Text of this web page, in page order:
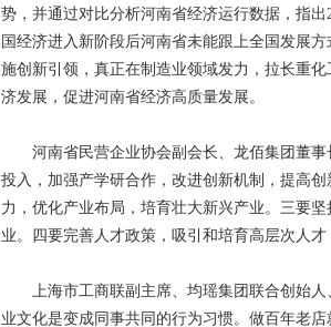
势，并通过对比分析河南省经济运行数据，指
国经济进入新阶段后河南省未能跟上全国发展
施创新引领，真正在制造业领域发力，拉长重
济发展，促进河南省经济高质量发展。
河南省民营企业协会副会长、龙佰集团董事
投入，加强产学研合作，改进创新机制，提高
力，优化产业布局，培育壮大新兴产业。三要
业。四要完善人才政策，吸引和培育高层次人
上海市工商联副主席、均瑶集团联合创始人
业文化是变成同事共同的行为习惯。做百年老